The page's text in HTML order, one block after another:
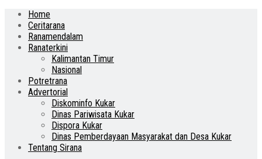
Home
Ceritarana
Ranamendalam
Ranaterkini
Kalimantan Timur
Nasional
Potretrana
Advertorial
Diskominfo Kukar
Dinas Pariwisata Kukar
Dispora Kukar
Dinas Pemberdayaan Masyarakat dan Desa Kukar
Tentang Sirana